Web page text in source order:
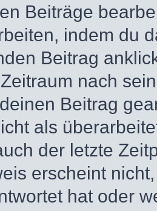
Beiträge
indem du
Beitrag
nach
Beitrag
als
der letzte
erscheint
hat oder